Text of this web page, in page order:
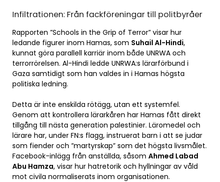
Infiltrationen: Från fackföreningar till politbyråer
Rapporten ”Schools in the Grip of Terror” visar hur
ledande figurer inom Hamas, som Suhail Al-Hindi,
kunnat göra parallell karriär inom både UNRWA och
terrorrörelsen. Al-Hindi ledde UNRWA:s lärarförbund i
Gaza samtidigt som han valdes in i Hamas högsta
politiska ledning.
Detta är inte enskilda rötägg, utan ett systemfel.
Genom att kontrollera lärarkåren har Hamas fått direkt
tillgång till nästa generation palestinier. Läromedel och
lärare har, under FN:s flagg, instruerat barn i att se judar
som fiender och ”martyrskap” som det högsta livsmålet.
Facebook-inlägg från anställda, såsom Ahmed Labad
Abu Hamza, visar hur hatretorik och hyllningar av våld
mot civila normaliserats inom organisationen.